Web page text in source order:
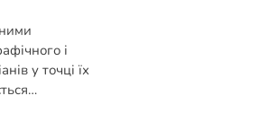
і
у точці їх